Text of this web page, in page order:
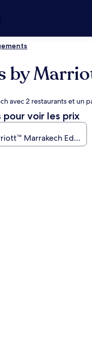
by
avec 2 restaurants et un
pour voir les prix